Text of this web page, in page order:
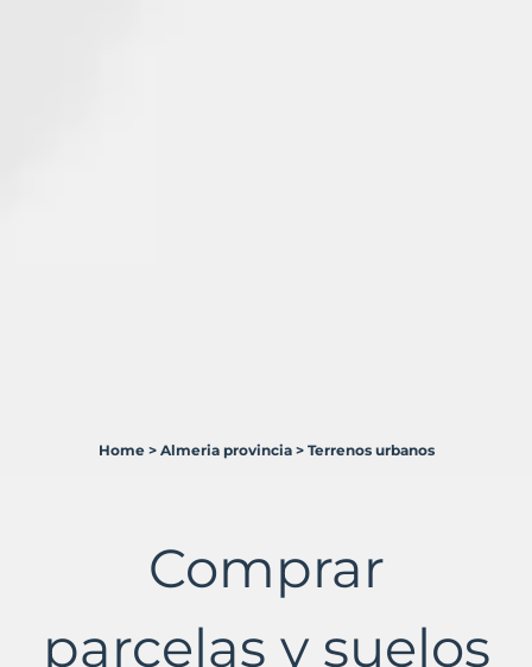
Murbalands
Home > Almeria provincia > Terrenos urbanos
Comprar
parcelas y suelos